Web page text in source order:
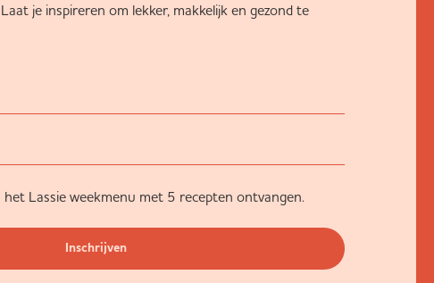
je inspireren om lekker, makkelijk en gezond te
het Lassie weekmenu met 5 recepten ontvangen.
Inschrijven